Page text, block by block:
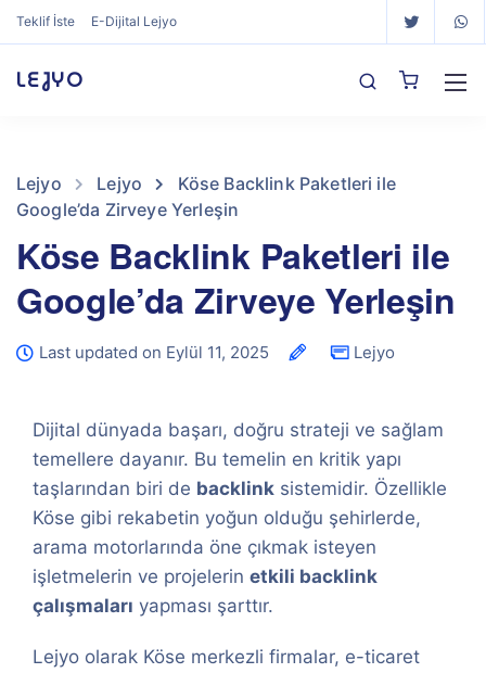
Teklif İste E-Dijital Lejyo
LEJYO
Lejyo Lejyo
Köse Backlink Paketleri ile
Google’da Zirveye Yerleşin
Köse Backlink Paketleri ile
Google’da Zirveye Yerleşin
Last updated on Eylül 11, 2025 Lejyo
Dijital dünyada başarı, doğru strateji ve sağlam
temellere dayanır. Bu temelin en kritik yapı
taşlarından biri de backlink sistemidir. Özellikle
Köse gibi rekabetin yoğun olduğu şehirlerde,
arama motorlarında öne çıkmak isteyen
işletmelerin ve projelerin etkili backlink
çalışmaları yapması şarttır.
Lejyo olarak Köse merkezli firmalar, e-ticaret